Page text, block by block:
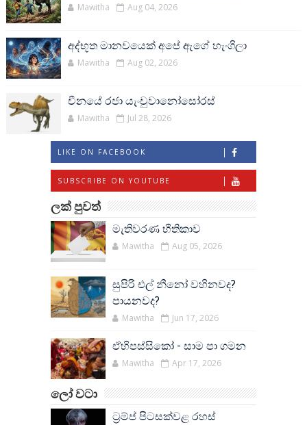
Mawitha Aug 04, 2026
අද්භූත මානවයෙක් අපේ ඇගේ හැංගිලා
Mawitha Aug 02, 2026
චීනයේ රජා යැංචුවානෝසෝරස්
Mawitha Jul 28, 2026
LIKE ON FACEBOOK
SUBSCRIBE ON YOUTUBE
ලක් පුවත්
මැතිවරණ භීතිකාව
Mawitha Aug 05, 2026
සුපිරි එල් නීනෝ වහිනවද?
පායනවද?
Mawitha Jun 17, 2026
ඒහිපස්සිකෝ - සාම පා ගමන
Mawitha Apr 17, 2026
ලෝ වටා
ට්‍රම්ප් පිටසක්වළ රහස්